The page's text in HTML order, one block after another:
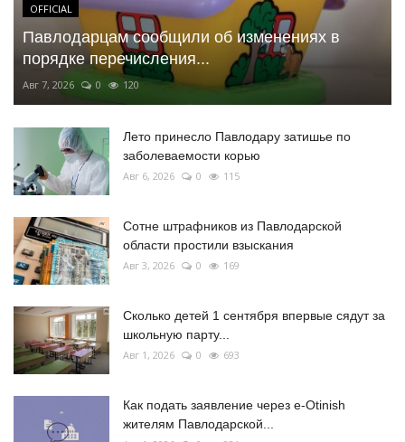
OFFICIAL
Павлодарцам сообщили об изменениях в
порядке перечисления...
Авг 7, 2026 0 120
Лето принесло Павлодару затишье по
заболеваемости корью
Авг 6, 2026 0 115
Сотне штрафников из Павлодарской
области простили взыскания
Авг 3, 2026 0 169
Сколько детей 1 сентября впервые сядут за
школьную парту...
Авг 1, 2026 0 693
Как подать заявление через e-Otinish
жителям Павлодарской...